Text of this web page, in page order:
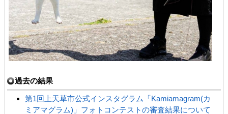
過去の結果
第1回上天草市公式インスタグラム「Kamiamagram(カ
ミアマグラム)」フォトコンテストの審査結果について